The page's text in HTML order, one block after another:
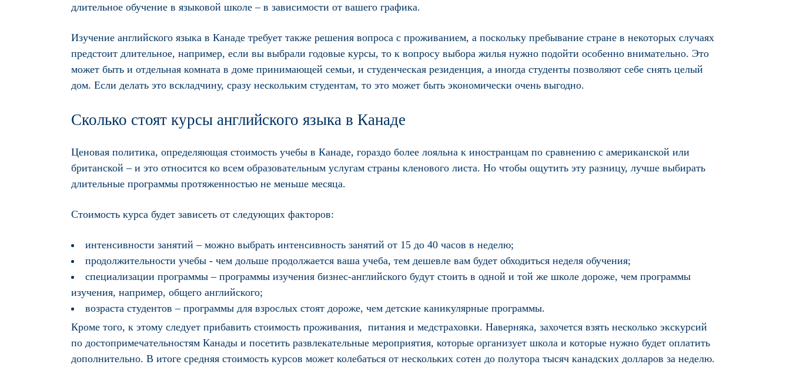
длительное обучение в языковой школе – в зависимости от вашего графика.
Изучение английского языка в Канаде требует также решения вопроса с проживанием, а поскольку пребывание стране в некоторых случаях
предстоит длительное, например, если вы выбрали годовые курсы, то к вопросу выбора жилья нужно подойти особенно внимательно. Это
может быть и отдельная комната в доме принимающей семьи, и студенческая резиденция, а иногда студенты позволяют себе снять целый
дом. Если делать это вскладчину, сразу нескольким студентам, то это может быть экономически очень выгодно.
Сколько стоят курсы английского языка в Канаде
Ценовая политика, определяющая стоимость учебы в Канаде, гораздо более лояльна к иностранцам по сравнению с американской или
британской – и это относится ко всем образовательным услугам страны кленового листа. Но чтобы ощутить эту разницу, лучше выбирать
длительные программы протяженностью не меньше месяца.
Стоимость курса будет зависеть от следующих факторов:
интенсивности занятий – можно выбрать интенсивность занятий от 15 до 40 часов в неделю;
продолжительности учебы - чем дольше продолжается ваша учеба, тем дешевле вам будет обходиться неделя обучения;
специализации программы – программы изучения бизнес-английского будут стоить в одной и той же школе дороже, чем программы
изучения, например, общего английского;
возраста студентов – программы для взрослых стоят дороже, чем детские каникулярные программы.
Кроме того, к этому следует прибавить стоимость проживания, питания и медстраховки. Наверняка, захочется взять несколько экскурсий
по достопримечательностям Канады и посетить развлекательные мероприятия, которые организует школа и которые нужно будет оплатить
дополнительно. В итоге средняя стоимость курсов может колебаться от нескольких сотен до полутора тысяч канадских долларов за неделю.